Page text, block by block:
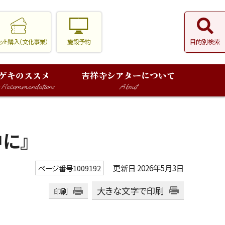
ト購入（文化事業） 施設予約 目的別検索
キのススメ 吉祥寺シアターについて
About
』
ページ番号1009192 更新日 2026年5月3日
印刷 大きな文字で印刷